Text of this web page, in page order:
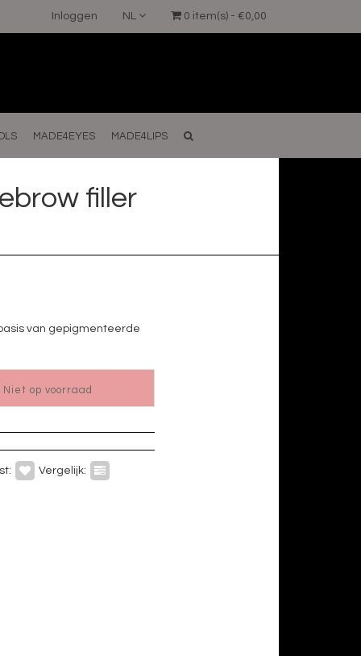
0 item(s) - €0,00
NL
Inloggen
MADE4EYES MADE4LIPS
filler
van gepigmenteerde
op voorraad
Vergelijk: